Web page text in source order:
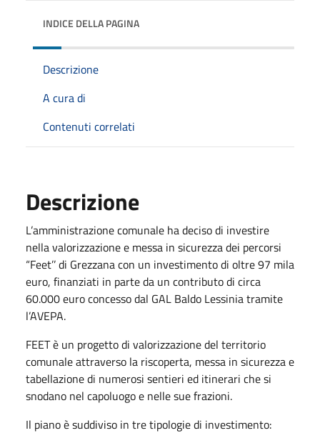
INDICE DELLA PAGINA
Descrizione
A cura di
Contenuti correlati
Descrizione
L’amministrazione comunale ha deciso di investire
nella valorizzazione e messa in sicurezza dei percorsi
“Feet’’ di Grezzana con un investimento di oltre 97 mila
euro, finanziati in parte da un contributo di circa
60.000 euro concesso dal GAL Baldo Lessinia tramite
l’AVEPA.
FEET è un progetto di valorizzazione del territorio
comunale attraverso la riscoperta, messa in sicurezza e
tabellazione di numerosi sentieri ed itinerari che si
snodano nel capoluogo e nelle sue frazioni.
Il piano è suddiviso in tre tipologie di investimento: